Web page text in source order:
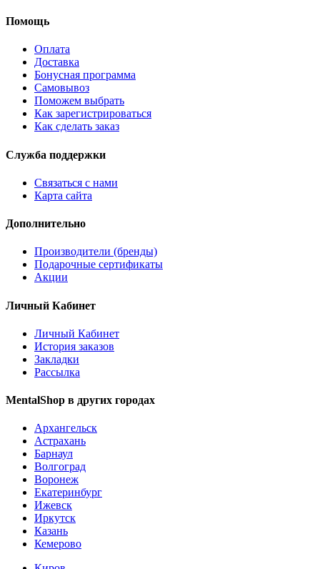
Помощь
Оплата
Доставка
Бонусная программа
Самовывоз
Поможем выбрать
Как зарегистрироваться
Как сделать заказ
Служба поддержки
Связаться с нами
Карта сайта
Дополнительно
Производители (бренды)
Подарочные сертификаты
Акции
Личный Кабинет
Личный Кабинет
История заказов
Закладки
Рассылка
MentalShop в других городах
Архангельск
Астрахань
Барнаул
Волгоград
Воронеж
Екатеринбург
Ижевск
Иркутск
Казань
Кемерово